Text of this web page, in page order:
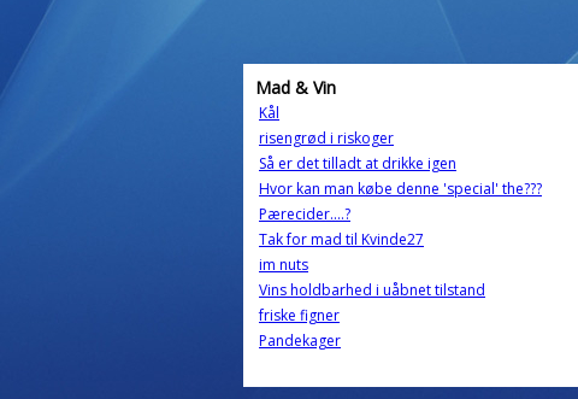
Mad & Vin
Kål
risengrød i riskoger
Så er det tilladt at drikke igen
Hvor kan man købe denne 'special' the???
Pærecider....?
Tak for mad til Kvinde27
im nuts
Vins holdbarhed i uåbnet tilstand
friske figner
Pandekager